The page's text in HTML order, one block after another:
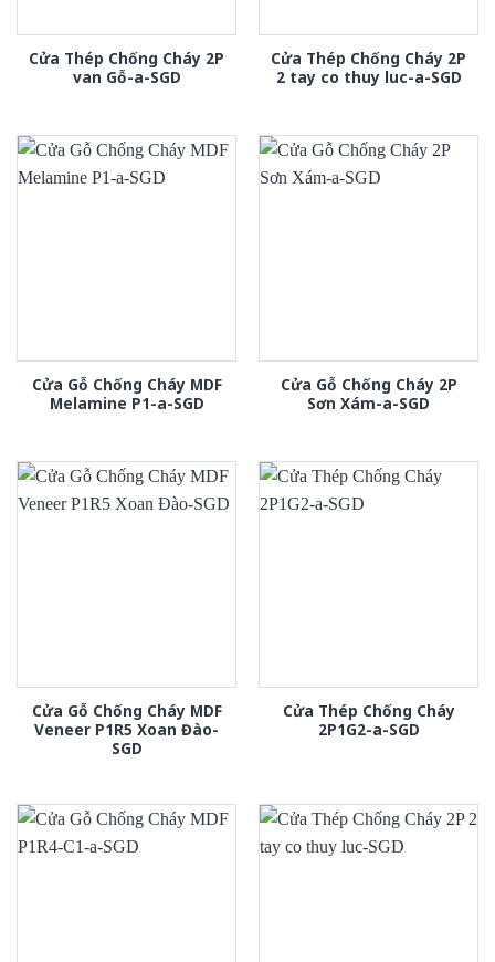
Cửa Thép Chống Cháy 2P
van Gỗ-a-SGD
Cửa Thép Chống Cháy 2P
2 tay co thuy luc-a-SGD
Cửa Gỗ Chống Cháy MDF
Melamine P1-a-SGD
Cửa Gỗ Chống Cháy 2P
Sơn Xám-a-SGD
Cửa Gỗ Chống Cháy MDF
Veneer P1R5 Xoan Đào-
SGD
Cửa Thép Chống Cháy
2P1G2-a-SGD